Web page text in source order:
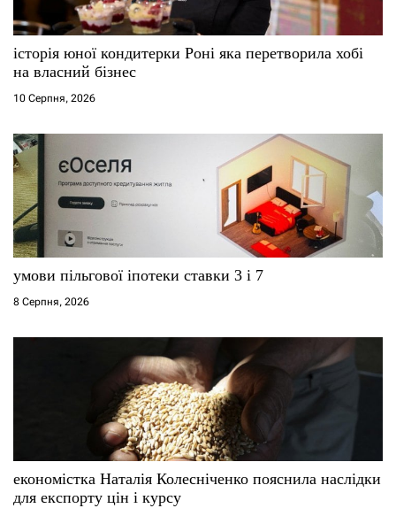
історія юної кондитерки Роні яка перетворила хобі
на власний бізнес
10 Серпня, 2026
умови пільгової іпотеки ставки 3 і 7
8 Серпня, 2026
економістка Наталія Колесніченко пояснила наслідки
для експорту цін і курсу